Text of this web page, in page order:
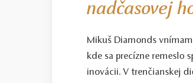
nadčasovej
Mikuš Diamonds
kde sa precízne remeslo
inovácii. V trenčianskej